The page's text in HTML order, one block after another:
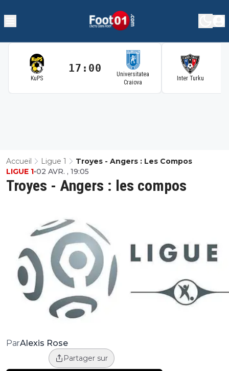
KuPS
17:00
Universitatea
Craiova
Inter Turku
Accueil Ligue 1 Troyes - Angers : Les Compos
Troyes - Angers : les compos
LIGUE 1•02 AVR. , 19:05
ParAlexis Rose
Partager sur